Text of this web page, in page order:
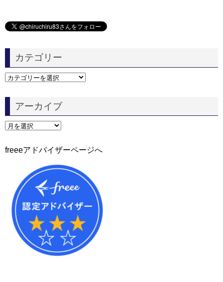
カテゴリー
カ
ゴ
ー
アーカイブ
ア
カ
freeeアドバイザーページへ